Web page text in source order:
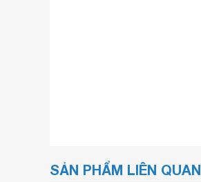
SẢN PHẨM LIÊN QUAN